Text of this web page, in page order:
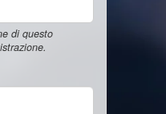
di questo